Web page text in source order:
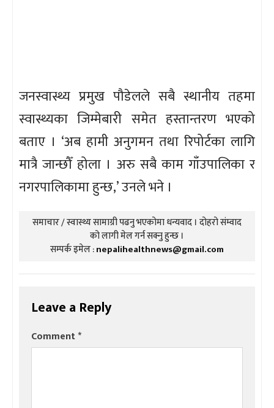
जनस्वास्थ्य प्रमुख पौडेलले सबै स्थानीय तहमा
स्वास्थ्यका जिम्मेबारी समेत हस्तान्तरण भएको
बताए । ‘अब हामी अनुगमन तथा रिपोर्टका लागि
मात्रै जान्छौँ होला । अरु सबै काम गाँउपालिका र
नगरपालिकामा हुन्छ,’ उनले भने ।
समाचार / स्वास्थ्य सामाग्री पढनु भएकोमा धन्यवाद । दोहरो संम्वाद
को लागी मेल गर्न सक्नु हुन्छ ।
सम्पर्क इमेल :nepalihealthnews@gmail.com
Leave a Reply
Comment*